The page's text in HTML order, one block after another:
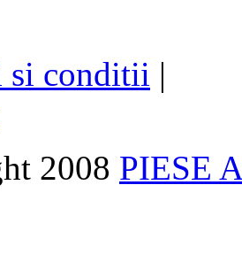
si conditii |
2008 PIESE